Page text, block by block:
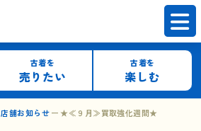
古着を
売りたい
古着を
楽しむ
店舗お知らせ ★≪９月≫買取強化週間★